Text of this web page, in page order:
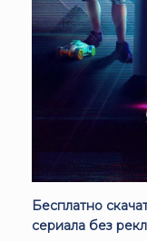
Бесплатно
сериала без